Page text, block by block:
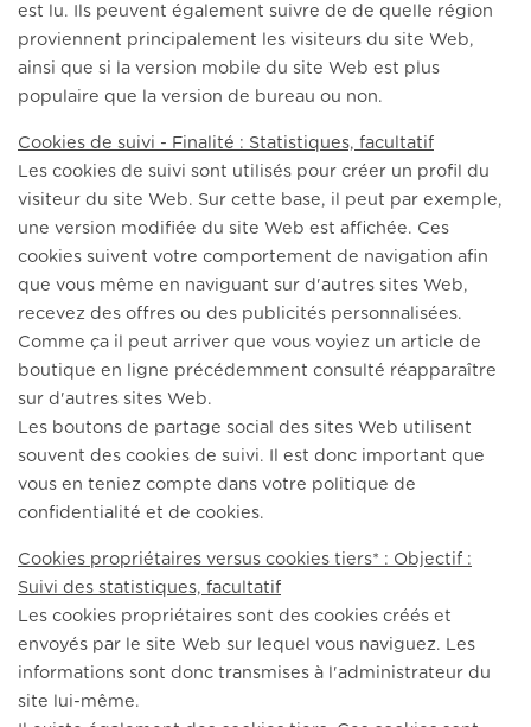
est lu. Ils peuvent également suivre de de quelle région
proviennent principalement les visiteurs du site Web,
ainsi que si la version mobile du site Web est plus
populaire que la version de bureau ou non.
Cookies de suivi - Finalité : Statistiques, facultatif
Les cookies de suivi sont utilisés pour créer un profil du
visiteur du site Web. Sur cette base, il peut par exemple,
une version modifiée du site Web est affichée. Ces
cookies suivent votre comportement de navigation afin
que vous même en naviguant sur d'autres sites Web,
recevez des offres ou des publicités personnalisées.
Comme ça il peut arriver que vous voyiez un article de
boutique en ligne précédemment consulté réapparaître
sur d'autres sites Web.
Les boutons de partage social des sites Web utilisent
souvent des cookies de suivi. Il est donc important que
vous en teniez compte dans votre politique de
confidentialité et de cookies.
Cookies propriétaires versus cookies tiers* : Objectif :
Suivi des statistiques, facultatif
Les cookies propriétaires sont des cookies créés et
envoyés par le site Web sur lequel vous naviguez. Les
informations sont donc transmises à l'administrateur du
site lui-même.